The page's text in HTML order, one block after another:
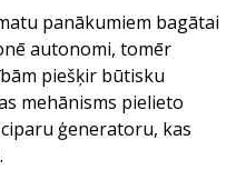
panākumiem bagātai
autonomi, tomēr
piešķir būtisku
mehānisms pielieto
ģeneratoru, kas